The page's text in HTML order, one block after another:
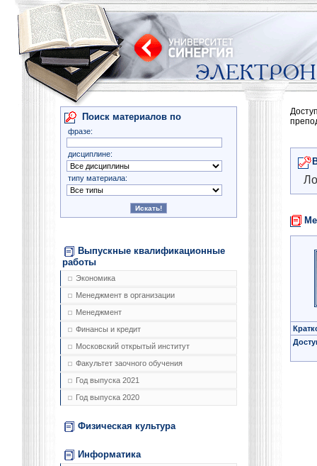
Поиск материалов по
фразе:
дисциплине:
типу материала:
Выпускные квалификационные
работы
Экономика
Менеджмент в организации
Менеджмент
Финансы и кредит
Московский открытый институт
Факультет заочного обучения
Год выпуска 2021
Год выпуска 2020
Физическая культура
Информатика